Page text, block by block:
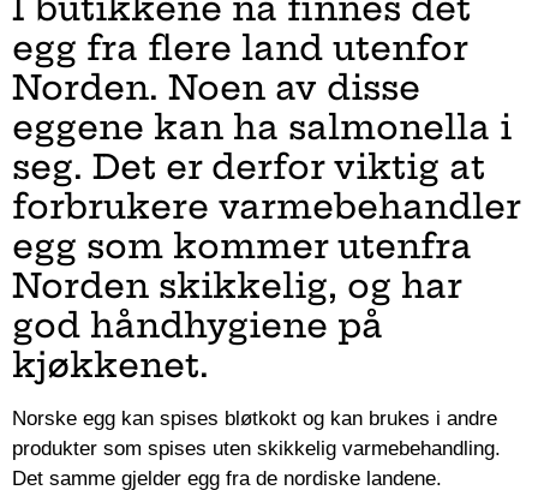
egg fra flere land utenfor
Norden. Noen av disse
eggene kan ha salmonella i
seg. Det er derfor viktig at
forbrukere varmebehandler
egg som kommer utenfra
Norden skikkelig, og har
god håndhygiene på
kjøkkenet.
Norske egg kan spises bløtkokt og kan brukes i andre
produkter som spises uten skikkelig varmebehandling.
Det samme gjelder egg fra de nordiske landene.